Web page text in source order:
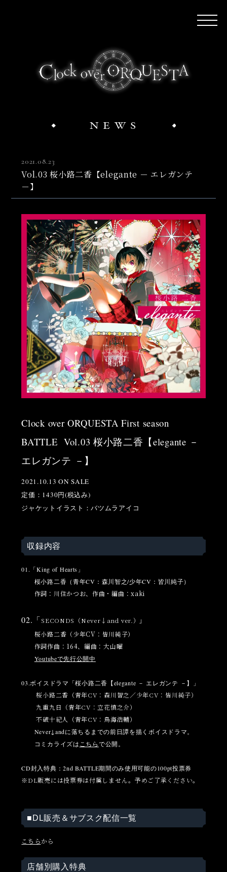
2021.08.23
Vol.03 桜小路二香【elegante － エレガンテ
－】
Clock over ORQUESTA First season
BATTLE Vol.03 桜小路二香【elegante －
エレガンテ －】
2021.10.13 ON SALE
定価：1430円(税込み)
ジャケットイラスト：バツムラアイコ
収録内容
01.「King of Hearts 」
桜小路二香（青年CV： 森川智之/少年CV： 皆川純子）
作詞：川住かつお、作曲・編曲：xaki
02.「SECONDS（Never↓and ver.）」
桜小路二香（少年CV： 皆川純子）
作詞作曲：164、編曲：大山曜
Youtubeで先行公開中
03.ボイスドラマ 「桜小路二香【elegante － エレガンテ －】 」
桜小路二香（青年CV：森川智之／少年CV：皆川純子）
九重九日（青年CV：立花慎之介）
不破十紀人（青年CV：鳥海浩輔）
Never↓andに落ちるまでの前日譚を描くボイスドラマ。
コミカライズは こちらで公開。
CD封入特典：2nd BATTLE期間のみ使用可能の100pt投票券
※DL販売には投票券は付属しません。予めご了承ください。
■DL販売＆サブスク配信一覧
こちらから
店舗別購入特典